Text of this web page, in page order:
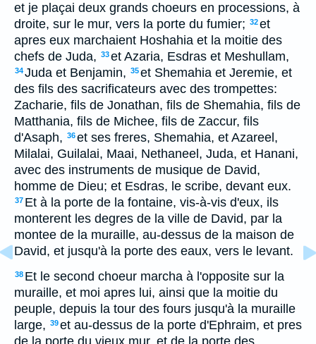
et je plaçai deux grands choeurs en processions, à
droite, sur le mur, vers la porte du fumier; 32et
apres eux marchaient Hoshahia et la moitie des
chefs de Juda, 33et Azaria, Esdras et Meshullam,
34Juda et Benjamin, 35et Shemahia et Jeremie, et
des fils des sacrificateurs avec des trompettes:
Zacharie, fils de Jonathan, fils de Shemahia, fils de
Matthania, fils de Michee, fils de Zaccur, fils
d'Asaph, 36et ses freres, Shemahia, et Azareel,
Milalai, Guilalai, Maai, Nethaneel, Juda, et Hanani,
avec des instruments de musique de David,
homme de Dieu; et Esdras, le scribe, devant eux.
37 Et à la porte de la fontaine, vis-à-vis d'eux, ils
monterent les degres de la ville de David, par la
montee de la muraille, au-dessus de la maison de
David, et jusqu'à la porte des eaux, vers le levant.
38 Et le second choeur marcha à l'opposite sur la
muraille, et moi apres lui, ainsi que la moitie du
peuple, depuis la tour des fours jusqu'à la muraille
large, 39et au-dessus de la porte d'Ephraim, et pres
de la porte du vieux mur, et de la porte des